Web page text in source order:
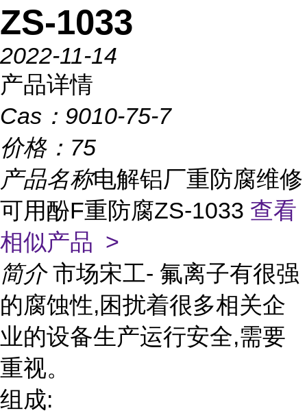
ZS-1033
2022-11-14
产品详情
Cas： 9010-75-7
价格： 75
产品名称电解铝厂重防腐维修
可用酚F重防腐ZS-1033 查看
相似产品 >
简介 市场宋工- 氟离子有很强
的腐蚀性,困扰着很多相关企
业的设备生产运行安全,需要
重视。
组成: